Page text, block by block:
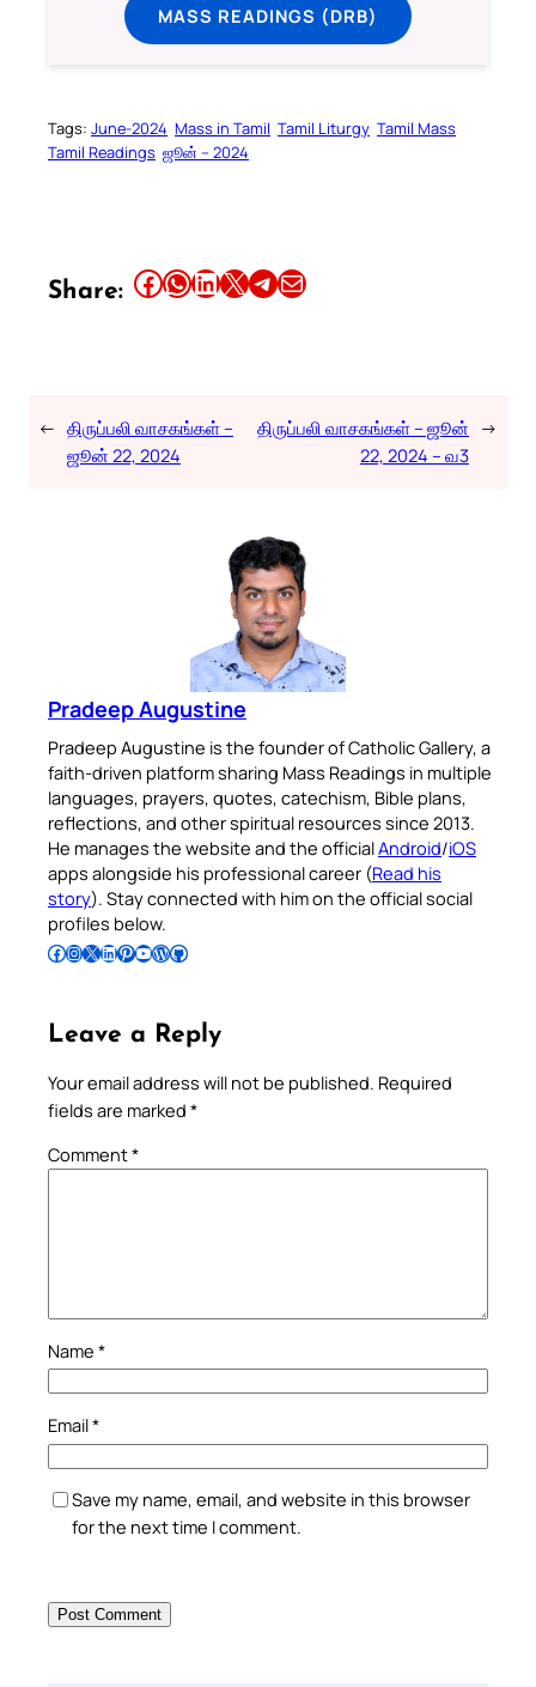
MASS READINGS (DRB)
Tags: June-2024 Mass in Tamil Tamil Liturgy Tamil Mass
Tamil Readings ஜூன் – 2024
Share: Share this article on Facebook Share this article on WhatsApp Share this article on LinkedIn Share this article on X Share this article on TelegramEmail this Article
← திருப்பலி வாசகங்கள் –
ஜூன் 22, 2024
திருப்பலி வாசகங்கள் – ஜூன்
22, 2024 – வ3
→
Pradeep Augustine
Pradeep Augustine is the founder of Catholic Gallery, a
faith-driven platform sharing Mass Readings in multiple
languages, prayers, quotes, catechism, Bible plans,
reflections, and other spiritual resources since 2013.
He manages the website and the officialAndroid/iOS
apps alongside his professional career (Read his
story). Stay connected with him on the official social
profiles below.
Follow Pradeep on Facebook Follow Pradeep on InstagramFollow Pradeep on X Follow Pradeep on LinkedIn Follow Pradeep on Pinterest Subscribe to Pradeep’s Youtube Channel Follow Pradeep on WordPress Follow Pradeep on GitHub
Leave a Reply
Your email address will not be published. Required
fields are marked *
Comment*
Name *
Email*
Save my name, email, and website in this browser
for the next time I comment.